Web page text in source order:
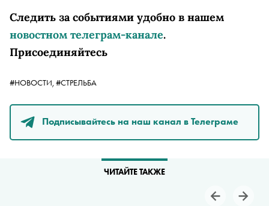
Следить за событиями удобно в нашем
новостном телеграм-канале.
Присоединяйтесь
#НОВОСТИ, #СТРЕЛЬБА
Подписывайтесь на наш канал в Телеграме
ЧИТАЙТЕ ТАКЖЕ